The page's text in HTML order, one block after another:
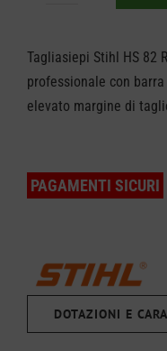
DOTAZIONI E
HS
82
R
Tagliasiepi Stihl HS 82
professionale con
elevato margine di
PAGAMENTI SICURI